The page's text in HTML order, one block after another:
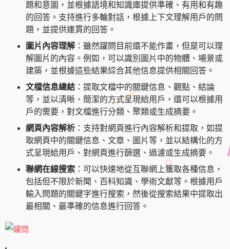
題和意圖，並根據語境和知識庫提供準確、有用和有趣
的回答。支持進行多輪對話，根據上下文理解用戶的問
題，並提供連貫的回答。
圖片內容理解 ：雖然躍問目前還不能作畫，但是可以理
解圖片的內容。例如，可以識別圖片中的物體、場景或
建築，並根據這些結果綜合其他信息提供相關回答。
文檔信息總結 ：提取文檔中的關鍵信息、觀點、結論
等，並以清晰、簡潔的方式呈現給用戶，還可以根據用
戶的需要，對文檔進行分類、聚類或生成摘要。
網頁內容解析 ：支持對網頁進行內容解析和提取，如提
取網頁中的關鍵信息、文章、圖片等，並以結構化的方
式呈現給用戶、對網頁進行篩選、過濾或生成摘要。
聯網在線搜索 ：可以快速地從互聯網上獲取各種信息，
包括但不限於新聞、百科知識、學術文獻等。根據用戶
輸入問題的關鍵字進行搜索，然後從搜索結果中提取出
最相關、最準確的信息進行回答。